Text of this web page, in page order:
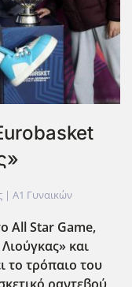
| Α1 Γυναικών
AllStar Game,
και
το τρόπαιο του